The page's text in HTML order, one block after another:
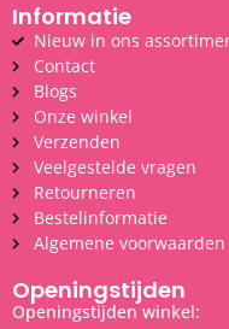
Informatie
Nieuw in ons
Contact
Blogs
Onze winkel
Verzenden
Veelgestelde vragen
Retourneren
Bestelinformatie
Algemene voorwaarden
Openingstijden
Openingstijden winkel: